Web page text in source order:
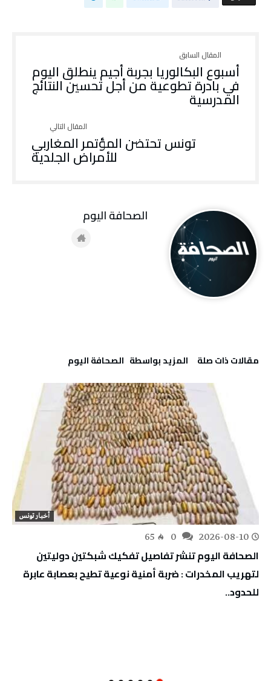
أسبوع البكالوريا بجربة أجيم ينطلق اليوم
في بادرة تطوعية من أجل تحسين النتائج
المدرسية
تونس تحتضن المؤتمر المغاربي
للأمراض الجلدية
‫مقالات ذات صلة‬ ‫‫المزيد بواسطة‬ ‬ ‭ ‬الصحافة‭ ‬اليوم
أخبار تونس
2026-08-10
65
‬للحدود‭..‬